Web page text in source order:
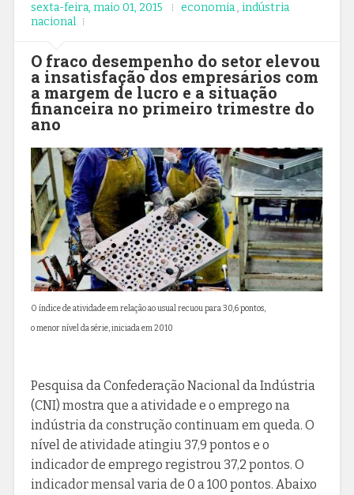
sexta-feira, maio 01, 2015 economia, indústria
nacional
O fraco desempenho do setor elevou
a insatisfação dos empresários com
a margem de lucro e a situação
financeira no primeiro trimestre do
ano
O índice de atividade em relação ao usual recuou para 30,6 pontos,
o menor nível da série, iniciada em 2010
Pesquisa da Confederação Nacional da Indústria
(CNI) mostra que a atividade e o emprego na
indústria da construção continuam em queda. O
nível de atividade atingiu 37,9 pontos e o
indicador de emprego registrou 37,2 pontos. O
indicador mensal varia de 0 a 100 pontos. Abaixo